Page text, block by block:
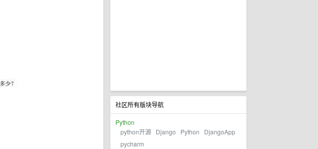
社区所有版块导航
Python
python开源 Django Python
DjangoApp
pycharm